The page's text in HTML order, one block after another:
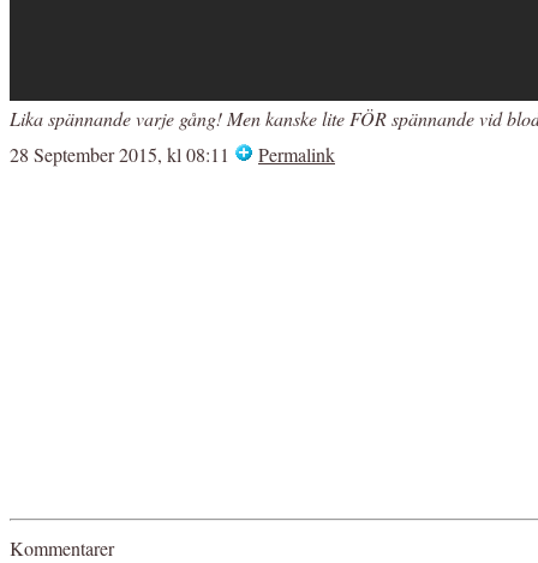
Lika spännande varje gång! Men kanske lite FÖR spännande vid
28 September 2015, kl 08:11
Permalink
Kommentarer